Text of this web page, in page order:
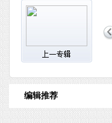
编辑推荐